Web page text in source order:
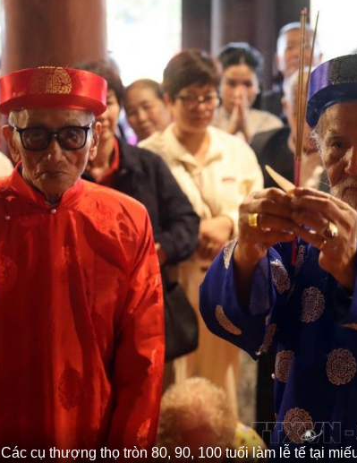
Các cụ thượng thọ tròn 80, 90, 100 tuổi làm lễ tế tại